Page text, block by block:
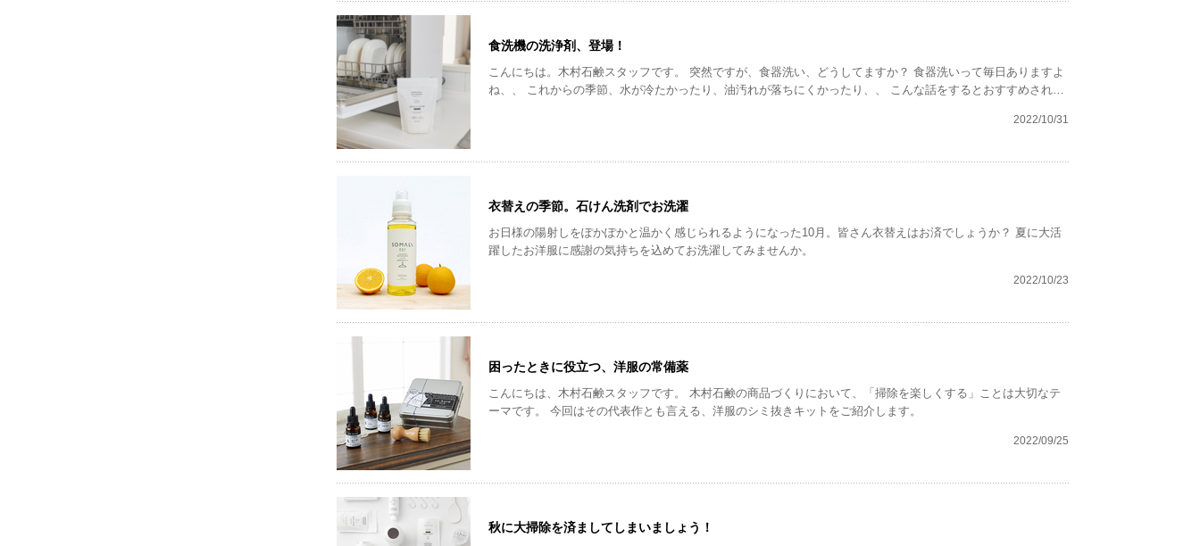
食洗機の洗浄剤、登場！
こんにちは。木村石鹸スタッフです。 突然ですが、食器洗い、どうしてますか？ 食器洗いって毎日ありますよ
ね、、 これからの季節、水が冷たかったり、油汚れが落ちにくかったり、、 こんな話をするとおすすめされる
2022/10/31
衣替えの季節。石けん洗剤でお洗濯
お日様の陽射しをぽかぽかと温かく感じられるようになった10月。皆さん衣替えはお済でしょうか？ 夏に大活
躍したお洋服に感謝の気持ちを込めてお洗濯してみませんか。
2022/10/23
困ったときに役立つ、洋服の常備薬
こんにちは、木村石鹸スタッフです。 木村石鹸の商品づくりにおいて、「掃除を楽しくする」ことは大切なテ
ーマです。 今回はその代表作とも言える、洋服のシミ抜きキットをご紹介します。
2022/09/25
秋に大掃除を済ましてしまいましょう！